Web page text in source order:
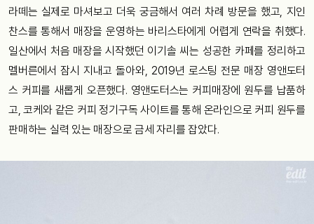
라떼는 실제로 마셔보고 더욱 궁금해서 여러 차례 방문을 했고, 지인
찬스를 통해서 매장을 운영하는 바리스타에게 어렵게 연락을 취했다.
일산에서 처음 매장을 시작했던 이기솔 씨는 성공한 카페를 정리하고
멜버른에서 잠시 지내고 돌아와, 2019년 로스팅 전문 매장 영앤도터
스 커피를 새롭게 오픈했다. 영앤도터스는 커피매장에 원두를 납품하
고, 코케와 같은 커피 정기구독 사이트를 통해 온라인으로 커피 원두를
판매하는 실력 있는 매장으로 금세 자리를 잡았다.